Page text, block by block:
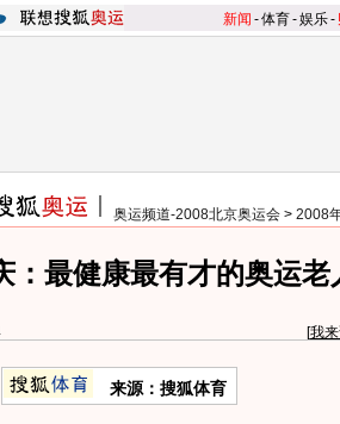
新闻 -体育-娱乐-
奥运频道-2008北京奥运会 > 2008
：最健康最有才的奥运老
[我
来源：搜狐体育